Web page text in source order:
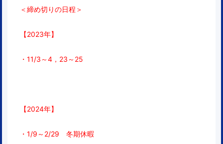
＜締め切りの日程＞
【2023年】
・11/3～4，23～25
【2024年】
・1/9～2/29 冬期休暇